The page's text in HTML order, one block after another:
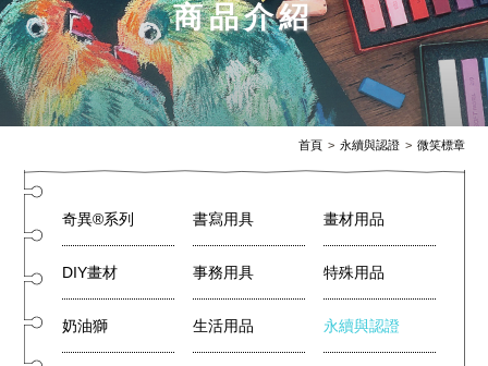
商品介紹
首頁 永續與認證 微笑標章
奇異®系列 書寫用具 畫材用品
DIY畫材 事務用具 特殊用品
奶油獅 生活用品 永續與認證